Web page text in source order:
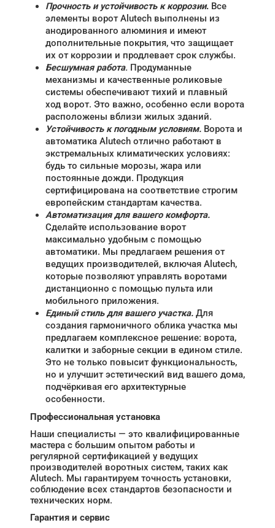
Прочность и устойчивость к коррозии. Все
элементы ворот Alutech выполнены из
анодированного алюминия и имеют
дополнительные покрытия, что защищает
их от коррозии и продлевает срок службы.
Бесшумная работа. Продуманные
механизмы и качественные роликовые
системы обеспечивают тихий и плавный
ход ворот. Это важно, особенно если ворота
расположены вблизи жилых зданий.
Устойчивость к погодным условиям. Ворота и
автоматика Alutech отлично работают в
экстремальных климатических условиях:
будь то сильные морозы, жара или
постоянные дожди. Продукция
сертифицирована на соответствие строгим
европейским стандартам качества.
Автоматизация для вашего комфорта.
Сделайте использование ворот
максимально удобным с помощью
автоматики. Мы предлагаем решения от
ведущих производителей, включая Alutech,
которые позволяют управлять воротами
дистанционно с помощью пульта или
мобильного приложения.
Единый стиль для вашего участка. Для
создания гармоничного облика участка мы
предлагаем комплексное решение: ворота,
калитки и заборные секции в едином стиле.
Это не только повысит функциональность,
но и улучшит эстетический вид вашего дома,
подчёркивая его архитектурные
особенности.
Профессиональная установка
Наши специалисты — это квалифицированные
мастера с большим опытом работы и
регулярной сертификацией у ведущих
производителей воротных систем, таких как
Alutech. Мы гарантируем точность установки,
соблюдение всех стандартов безопасности и
технических норм.
Гарантия и сервис